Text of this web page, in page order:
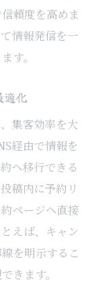
頼度を高めま
情報発信を一
す。
適化
集客効率を大
経由で情報を
へ移行できる
稿内に予約リ
ページへ直接
えば、キャン
を明示するこ
きます。